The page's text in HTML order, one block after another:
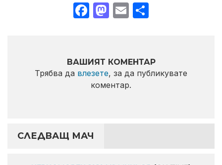
Facebook
Mastodon
Email
ВАШИЯТ КОМЕНТАР
Трябва да влезете, за да публикувате
коментар.
СЛЕДВАЩ МАЧ